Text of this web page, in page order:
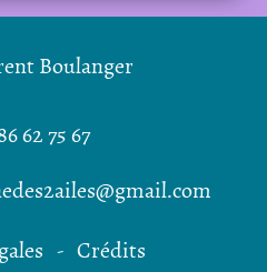
Boulanger
62 75 67
Crédits